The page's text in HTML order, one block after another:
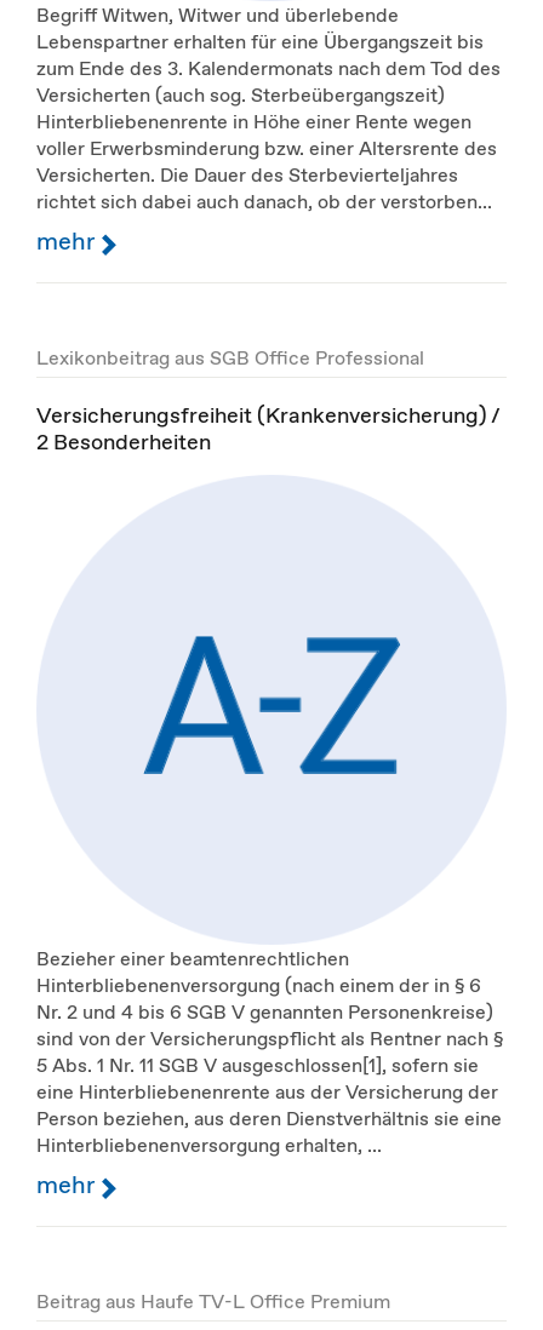
Begriff Witwen, Witwer und überlebende
Lebenspartner erhalten für eine Übergangszeit bis
zum Ende des 3. Kalendermonats nach dem Tod des
Versicherten (auch sog. Sterbeübergangszeit)
Hinterbliebenenrente in Höhe einer Rente wegen
voller Erwerbsminderung bzw. einer Altersrente des
Versicherten. Die Dauer des Sterbevierteljahres
richtet sich dabei auch danach, ob der verstorben...
mehr
Lexikonbeitrag aus SGB Office Professional
Versicherungsfreiheit (Krankenversicherung) /
2 Besonderheiten
Bezieher einer beamtenrechtlichen
Hinterbliebenenversorgung (nach einem der in § 6
Nr. 2 und 4 bis 6 SGB V genannten Personenkreise)
sind von der Versicherungspflicht als Rentner nach §
5 Abs. 1 Nr. 11 SGB V ausgeschlossen[1], sofern sie
eine Hinterbliebenenrente aus der Versicherung der
Person beziehen, aus deren Dienstverhältnis sie eine
Hinterbliebenenversorgung erhalten, ...
mehr
Beitrag aus Haufe TV-L Office Premium